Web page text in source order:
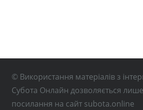
© Використання матеріалів з
Субота Онлайн дозволяється
посилання на сайт subota.online